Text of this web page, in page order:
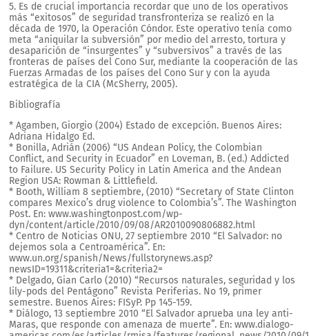
5. Es de crucial importancia recordar que uno de los operativos
más “exitosos” de seguridad transfronteriza se realizó en la
década de 1970, la Operación Cóndor. Este operativo tenía como
meta “aniquilar la subversión” por medio del arresto, tortura y
desaparición de “insurgentes” y “subversivos” a través de las
fronteras de países del Cono Sur, mediante la cooperación de las
Fuerzas Armadas de los países del Cono Sur y con la ayuda
estratégica de la CIA (McSherry, 2005).
Bibliografía
* Agamben, Giorgio (2004) Estado de excepción. Buenos Aires:
Adriana Hidalgo Ed.
* Bonilla, Adrián (2006) “US Andean Policy, the Colombian
Conflict, and Security in Ecuador” en Loveman, B. (ed.) Addicted
to Failure. US Security Policy in Latin America and the Andean
Region USA: Rowman & Littlefield.
* Booth, William 8 septiembre, (2010) “Secretary of State Clinton
compares Mexico’s drug violence to Colombia’s”. The Washington
Post. En: www.washingtonpost.com/wp-
dyn/content/article/2010/09/08/AR2010090806882.html
* Centro de Noticias ONU, 27 septiembre 2010 “El Salvador: no
dejemos sola a Centroamérica”. En:
www.un.org/spanish/News/fullstorynews.asp?
newsID=19311&criteria1=&criteria2=
* Delgado, Gian Carlo (2010) “Recursos naturales, seguridad y los
lily-pods del Pentágono” Revista Periferias. No 19, primer
semestre. Buenos Aires: FISyP. Pp 145-159.
* Diálogo, 13 septiembre 2010 “El Salvador aprueba una ley anti-
Maras, que responde con amenaza de muerte”. En: www.dialogo-